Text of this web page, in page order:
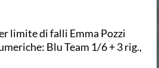
limite di falli Emma Pozzi
Blu Team 1/6 + 3 rig.,